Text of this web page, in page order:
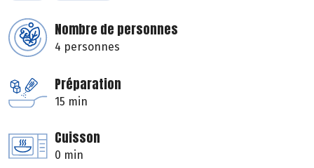
Nombre de personnes
4 personnes
Préparation
15 min
Cuisson
0 min